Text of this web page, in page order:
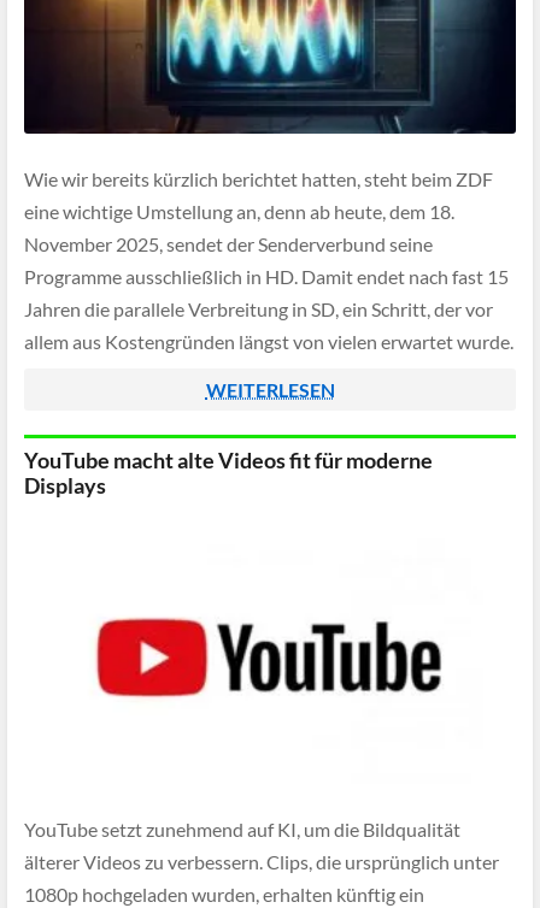
Wie wir bereits kürzlich berichtet hatten, steht beim ZDF
eine wichtige Umstellung an, denn ab heute, dem 18.
November 2025, sendet der Senderverbund seine
Programme ausschließlich in HD. Damit endet nach fast 15
Jahren die parallele Verbreitung in SD, ein Schritt, der vor
allem aus Kostengründen längst von vielen erwartet wurde.
WEITERLESEN
YouTube macht alte Videos fit für moderne
Displays
YouTube setzt zunehmend auf KI, um die Bildqualität
älterer Videos zu verbessern. Clips, die ursprünglich unter
1080p hochgeladen wurden, erhalten künftig ein